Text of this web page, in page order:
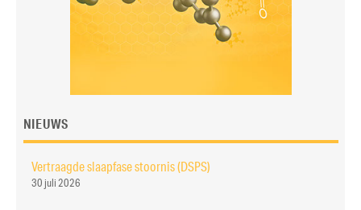
NIEUWS
Vertraagde slaapfase stoornis (DSPS)
30 juli 2026